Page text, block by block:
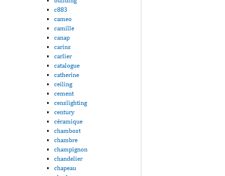
c883
cameo
camille
canap
carins
carlier
catalogue
catherine
ceiling
cement
censlighting
century
céramique
chambost
chambre
champignon
chandelier
chapeau